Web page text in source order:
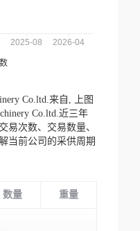
Co.ltd.来自,
上图
Co.ltd.近三年
易次数、交易数量、
当前公司的采供周期
数量 重量